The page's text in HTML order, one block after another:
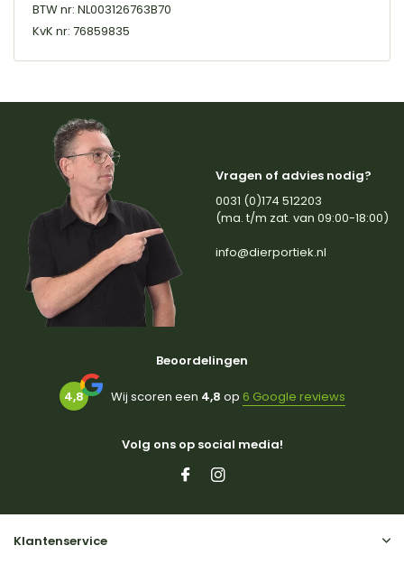
BTW nr: NL003126763B70
KvK nr: 76859835
Vragen of advies nodig?
0031 (0)174 512203
(ma. t/m zat. van 09:00-18:00)
info@dierportiek.nl
Beoordelingen
4,8 Wij scoren een 4,8 op 6 Google reviews
Volg ons op social media!
Klantenservice